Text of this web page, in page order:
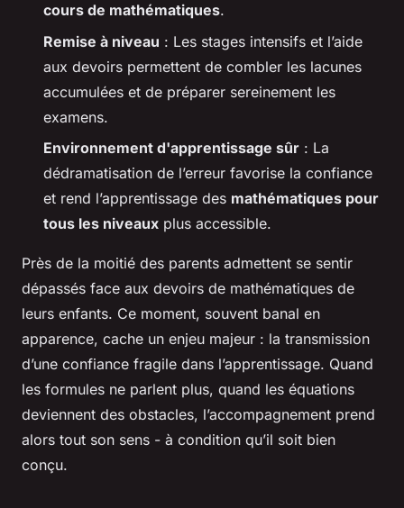
cours de mathématiques.
Remise à niveau : Les stages intensifs et l’aide
aux devoirs permettent de combler les lacunes
accumulées et de préparer sereinement les
examens.
Environnement d'apprentissage sûr : La
dédramatisation de l’erreur favorise la confiance
et rend l’apprentissage des mathématiques pour
tous les niveaux plus accessible.
Près de la moitié des parents admettent se sentir
dépassés face aux devoirs de mathématiques de
leurs enfants. Ce moment, souvent banal en
apparence, cache un enjeu majeur : la transmission
d’une confiance fragile dans l’apprentissage. Quand
les formules ne parlent plus, quand les équations
deviennent des obstacles, l’accompagnement prend
alors tout son sens - à condition qu’il soit bien
conçu.